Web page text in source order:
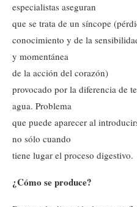
especialistas aseguran
que se trata de un síncope
conocimiento y de la
y momentánea
de la acción del corazón)
provocado por la diferencia de
agua. Problema
que puede aparecer al
no sólo cuando
tiene lugar el proceso digestivo.
¿Cómo se produce?